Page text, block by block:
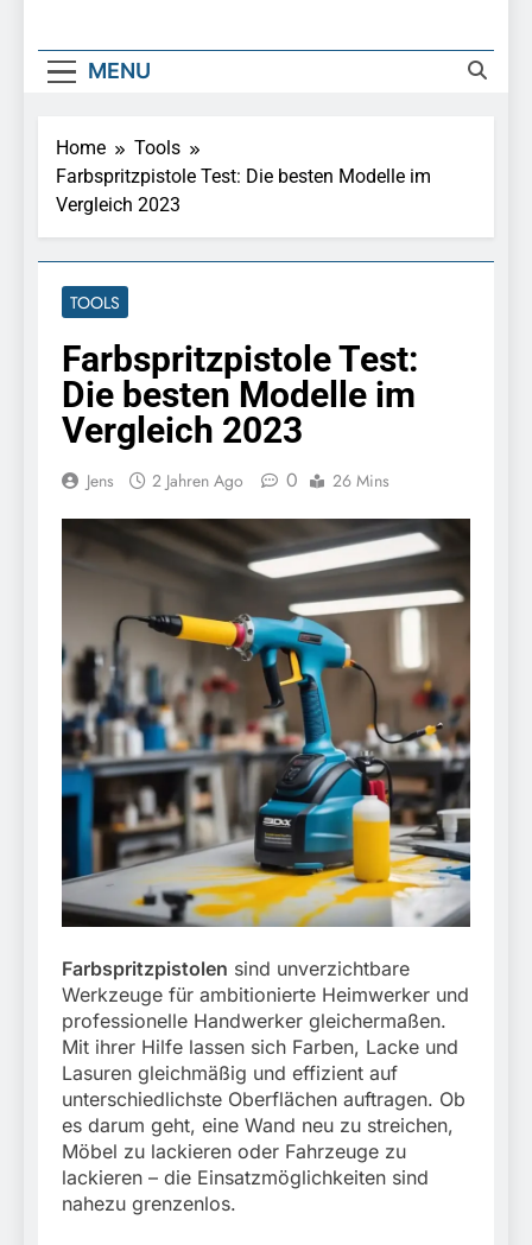
MENU
Home
Tools
Farbspritzpistole Test: Die besten Modelle im
Vergleich 2023
TOOLS
Farbspritzpistole Test:
Die besten Modelle im
Vergleich 2023
Jens 2 Jahren Ago 0 26 Mins
Farbspritzpistolen sind unverzichtbare
Werkzeuge für ambitionierte Heimwerker und
professionelle Handwerker gleichermaßen.
Mit ihrer Hilfe lassen sich Farben, Lacke und
Lasuren gleichmäßig und effizient auf
unterschiedlichste Oberflächen auftragen. Ob
es darum geht, eine Wand neu zu streichen,
Möbel zu lackieren oder Fahrzeuge zu
lackieren – die Einsatzmöglichkeiten sind
nahezu grenzenlos.